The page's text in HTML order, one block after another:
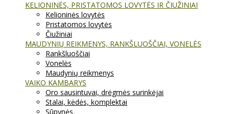
KELIONINĖS, PRISTATOMOS LOVYTĖS IR ČIUŽINIAI
Kelioninės lovytės
Pristatomos lovytės
Čiužiniai
MAUDYNIŲ REIKMENYS, RANKŠLUOŠČIAI, VONELĖS
Rankšluoščiai
Vonelės
Maudynių reikmenys
VAIKO KAMBARYS
Oro sausintuvai, drėgmės surinkėjai
Stalai, kėdės, komplektai
Sūpynės